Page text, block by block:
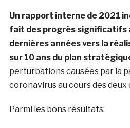
Un rapport interne de 2021
fait des progrès significatifs
dernières années vers la
sur 10 ans du plan
perturbations causées par la
coronavirus au cours des
Parmi les bons résultats: